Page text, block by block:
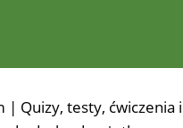
| Quizy, testy, ćwiczenia i